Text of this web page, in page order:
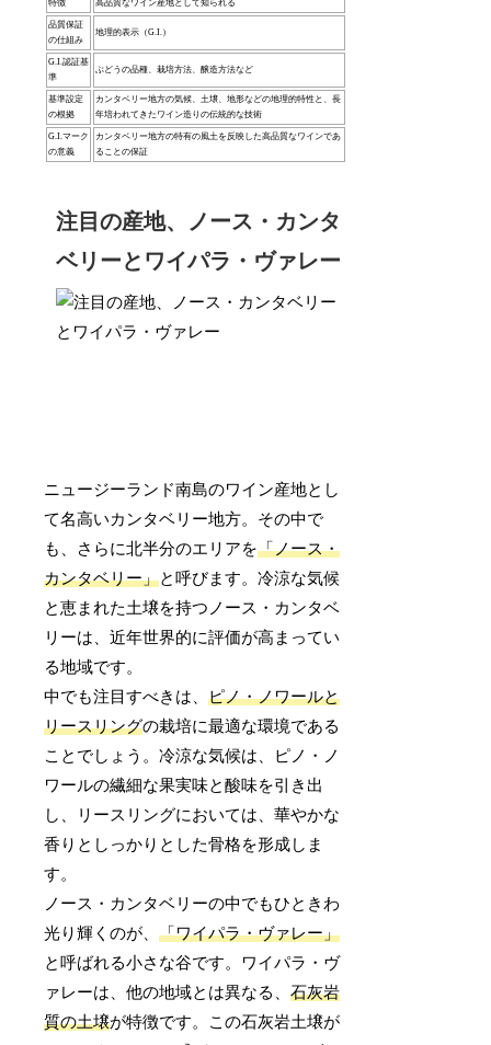
特徴 高品質なワイン産地として知られる
品質保証
の仕組み
地理的表示（G.I.）
G.I.認証基
準
ぶどうの品種、栽培方法、醸造方法など
基準設定
の根拠
カンタベリー地方の気候、土壌、地形などの地理的特性と、長
年培われてきたワイン造りの伝統的な技術
G.I.マーク
の意義
カンタベリー地方の特有の風土を反映した高品質なワインであ
ることの保証
注目の産地、ノース・カンタ
ベリーとワイパラ・ヴァレー
ニュージーランド南島のワイン産地とし
て名高いカンタベリー地方。その中で
も、さらに北半分のエリアを「ノース・
カンタベリー」と呼びます。冷涼な気候
と恵まれた土壌を持つノース・カンタベ
リーは、近年世界的に評価が高まってい
る地域です。
中でも注目すべきは、ピノ・ノワールと
リースリングの栽培に最適な環境である
ことでしょう。冷涼な気候は、ピノ・ノ
ワールの繊細な果実味と酸味を引き出
し、リースリングにおいては、華やかな
香りとしっかりとした骨格を形成しま
す。
ノース・カンタベリーの中でもひときわ
光り輝くのが、「ワイパラ・ヴァレー」
と呼ばれる小さな谷です。ワイパラ・ヴ
ァレーは、他の地域とは異なる、石灰岩
質の土壌が特徴です。この石灰岩土壌が